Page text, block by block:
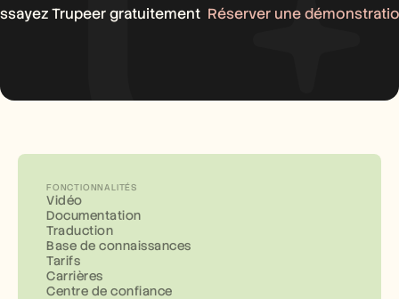
Trupeer gratuitement Réserver une
FONCTIONNALITÉS
Vidéo
Documentation
Traduction
Base de connaissances
Tarifs
Carrières
Centre de confiance